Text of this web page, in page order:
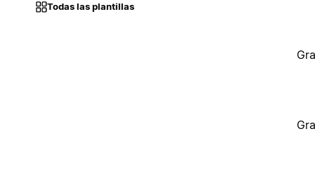
Todas las plantillas